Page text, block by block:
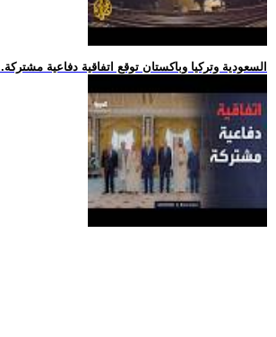
.. السعودية وتركيا وباكستان توقع اتفاقية دفاعية